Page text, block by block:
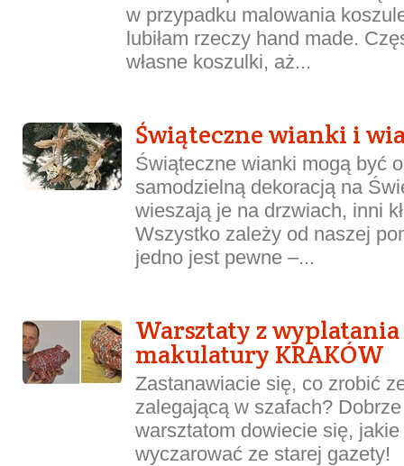
w przypadku malowania
lubiłam rzeczy hand made.
własne koszulki, aż...
Świąteczne wianki i
Świąteczne wianki mogą być
samodzielną dekoracją na
wieszają je na drzwiach, inni
Wszystko zależy od naszej
jedno jest pewne –...
Warsztaty z
makulatury KRAKÓW
Zastanawiacie się, co zrobić
zalegającą w szafach?
warsztatom dowiecie się,
wyczarować ze starej gazety!